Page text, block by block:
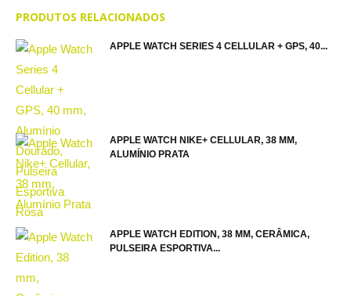
PRODUTOS RELACIONADOS
APPLE WATCH SERIES 4 CELLULAR + GPS, 40...
APPLE WATCH NIKE+ CELLULAR, 38 MM,
ALUMÍNIO PRATA
APPLE WATCH EDITION, 38 MM, CERÂMICA,
PULSEIRA ESPORTIVA...